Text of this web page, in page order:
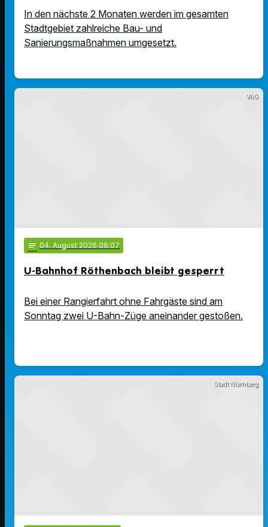
In den nächste 2 Monaten werden im gesamten
Stadtgebiet zahlreiche Bau- und
Sanierungsmaßnahmen umgesetzt.
VAG
notes 04. August 2026 06:07
U-Bahnhof Röthenbach bleibt gesperrt
Bei einer Rangierfahrt ohne Fahrgäste sind am
Sonntag zwei U-Bahn-Züge aneinander gestoßen.
Stadt Nürnberg